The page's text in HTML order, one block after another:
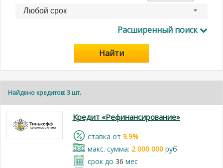
Любой срок
Расширенный поиск
Найти
Найдено кредитов: 3 шт.
Кредит «Рефинансирование»
cтавка от 9.9%
макс. сумма: 2 000 000руб.
срок до 36 мес